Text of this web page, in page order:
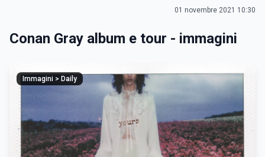
01 novembre 2021 10:30
Conan Gray album e tour - immagini
Immagini > Daily